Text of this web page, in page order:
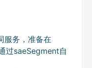
服务，准备在
过saeSegment自